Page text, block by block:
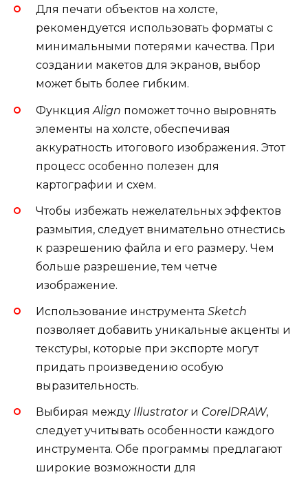
Для печати объектов на холсте,
рекомендуется использовать форматы с
минимальными потерями качества. При
создании макетов для экранов, выбор
может быть более гибким.
Функция Align поможет точно выровнять
элементы на холсте, обеспечивая
аккуратность итогового изображения. Этот
процесс особенно полезен для
картографии и схем.
Чтобы избежать нежелательных эффектов
размытия, следует внимательно отнестись
к разрешению файла и его размеру. Чем
больше разрешение, тем четче
изображение.
Использование инструмента Sketch
позволяет добавить уникальные акценты и
текстуры, которые при экспорте могут
придать произведению особую
выразительность.
Выбирая между Illustratorи CorelDRAW,
следует учитывать особенности каждого
инструмента. Обе программы предлагают
широкие возможности для